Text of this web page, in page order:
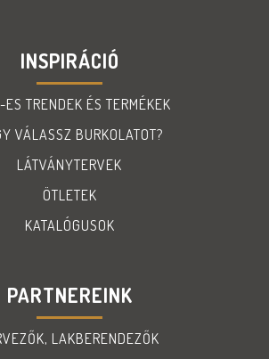
INSPIRÁCIÓ
TRENDEK ÉS TERMÉKEK
VÁLASSZ BURKOLATOT?
LÁTVÁNYTERVEK
ÖTLETEK
KATALÓGUSOK
PARTNEREINK
LAKBERENDEZŐK